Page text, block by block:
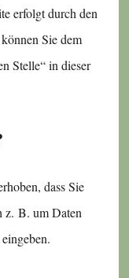
erfolgt durch den
Sie dem
Stelle“ in dieser
dass Sie
z. B. um Daten